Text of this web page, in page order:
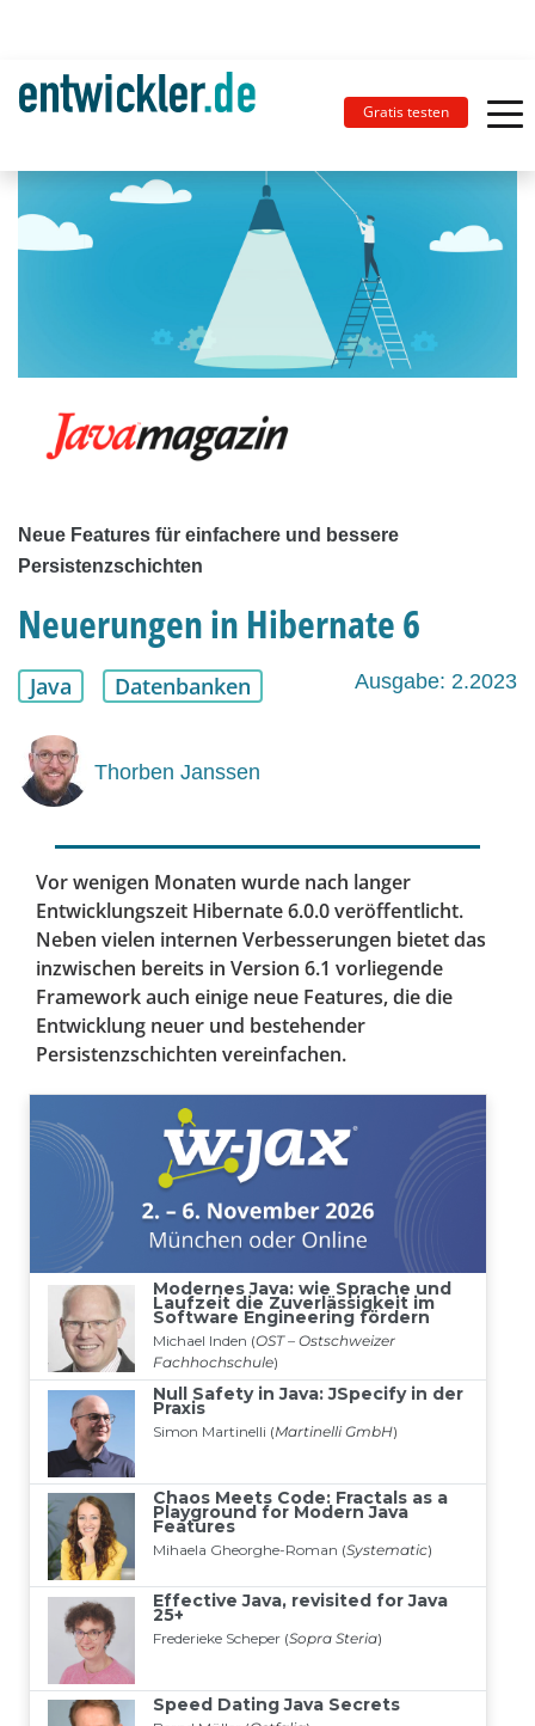
Gratis testen
Neue Features für einfachere und bessere
Persistenzschichten
Neuerungen in Hibernate 6
Java Datenbanken Ausgabe: 2.2023
Thorben Janssen
Vor wenigen Monaten wurde nach langer
Entwicklungszeit Hibernate 6.0.0 veröffentlicht.
Neben vielen internen Verbesserungen bietet das
inzwischen bereits in Version 6.1 vorliegende
Framework auch einige neue Features, die die
Entwicklung neuer und bestehender
Persistenzschichten vereinfachen.